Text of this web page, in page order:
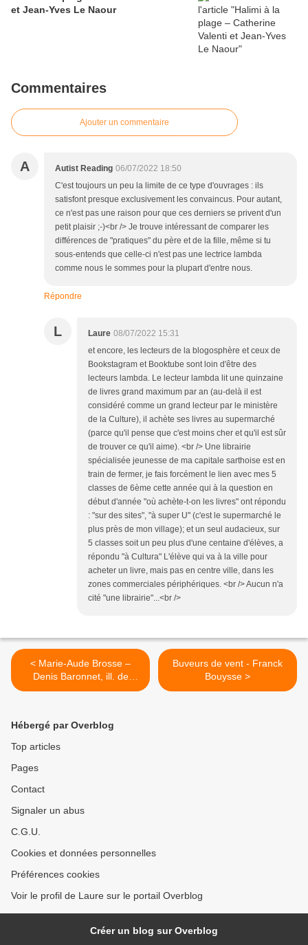
et Jean-Yves Le Naour
Commentaires
Ajouter un commentaire
A Autist Reading 06/07/2022 18:50
C'est toujours un peu la limite de ce type d'ouvrages : ils
satisfont presque exclusivement les convaincus. Pour autant,
ce n'est pas une raison pour que ces derniers se privent d'un
petit plaisir ;-)<br /> Je trouve intéressant de comparer les
différences de "pratiques" du père et de la fille, même si tu
sous-entends que celle-ci n'est pas une lectrice lambda
comme nous le sommes pour la plupart d'entre nous.
Répondre
L Laure 08/07/2022 15:31
et encore, les lecteurs de la blogosphère et ceux de
Bookstagram et Booktube sont loin d'être des
lecteurs lambda. Le lecteur lambda lit une quinzaine
de livres grand maximum par an (au-delà il est
considéré comme un grand lecteur par le ministère
de la Culture), il achète ses livres au supermarché
(parce qu'il pense que c'est moins cher et qu'il est sûr
de trouver ce qu'il aime). <br /> Une librairie
spécialisée jeunesse de ma capitale sarthoise est en
train de fermer, je fais forcément le lien avec mes 5
classes de 6ème cette année qui à la question en
début d'année "où achète-t-on les livres" ont répondu
: "sur des sites", "à super U" (c'est le supermarché le
plus près de mon village); et un seul audacieux, sur
5 classes soit un peu plus d'une centaine d'élèves, a
répondu "à Cultura" L'élève qui va à la ville pour
acheter un livre, mais pas en centre ville, dans les
zones commerciales périphériques. <br /> Aucun n'a
cité "une librairie"...<br />
< Marie-Aude Brosse –
Denis Baronnet, ill. de
Roxane Lumeret
Buveurs de vent - Franck
Bouysse >
Hébergé par Overblog
Top articles
Pages
Contact
Signaler un abus
C.G.U.
Cookies et données personnelles
Préférences cookies
Voir le profil de Laure sur le portail Overblog
Créer un blog sur Overblog